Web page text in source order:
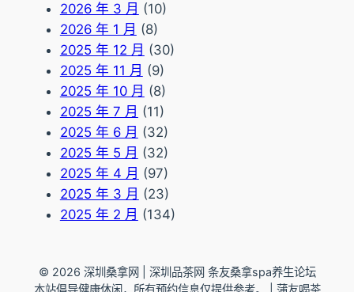
2026 年 3 月 (10)
2026 年 1 月 (8)
2025 年 12 月 (30)
2025 年 11 月 (9)
2025 年 10 月 (8)
2025 年 7 月 (11)
2025 年 6 月 (32)
2025 年 5 月 (32)
2025 年 4 月 (97)
2025 年 3 月 (23)
2025 年 2 月 (134)
© 2026 深圳桑拿网 | 深圳品茶网 条友桑拿spa养生论坛